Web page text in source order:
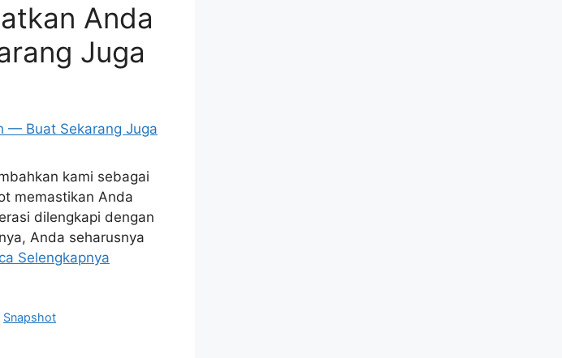
Anda
Juga
kami sebagai
memastikan Anda
dilengkapi dengan
Anda seharusnya
Selengkapnya
Snapshot